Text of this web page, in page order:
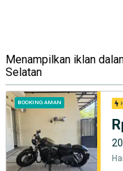
Menampilkan iklan
Selatan
BOOKING AMAN